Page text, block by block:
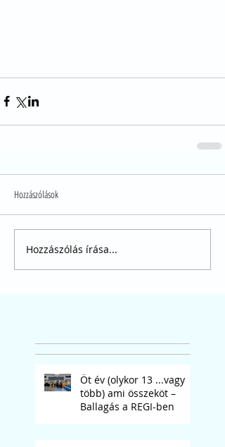
Hozzászólások
Hozzászólás írása...
Öt év (olykor 13 ...vagy
több) ami összeköt –
Ballagás a REGI-ben